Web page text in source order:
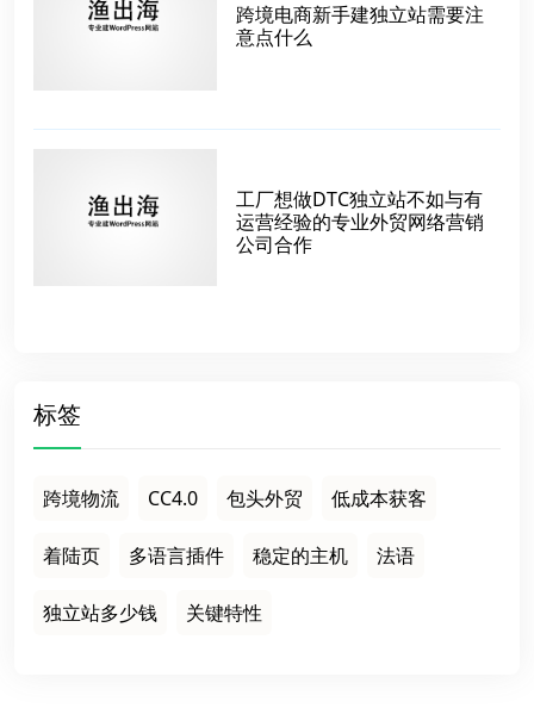
跨境电商新手建独立站需要注
意点什么
工厂想做DTC独立站不如与有
运营经验的专业外贸网络营销
公司合作
标签
跨境物流 CC4.0 包头外贸 低成本获客
着陆页 多语言插件 稳定的主机 法语
独立站多少钱 关键特性